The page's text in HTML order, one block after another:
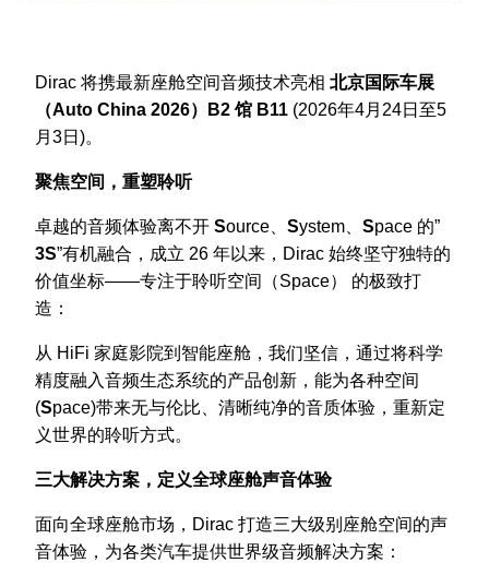
Dirac 将携最新座舱空间音频技术亮相 北京国际车展
（Auto China 2026）B2 馆 B11 (2026年4月24日至5
月3日)。
聚焦空间，重塑聆听
卓越的音频体验离不开 Source、 System、 Space 的”
3S”有机融合，成立 26 年以来，Dirac 始终坚守独特的
价值坐标——专注于聆听空间（Space） 的极致打
造：
从 HiFi 家庭影院到智能座舱，我们坚信，通过将科学
精度融入音频生态系统的产品创新，能为各种空间
(Space)带来无与伦比、清晰纯净的音质体验，重新定
义世界的聆听方式。
三大解决方案，定义全球座舱声音体验
面向全球座舱市场，Dirac 打造三大级别座舱空间的声
音体验，为各类汽车提供世界级音频解决方案：